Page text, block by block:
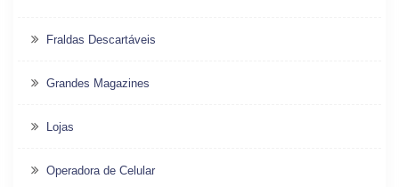
Fraldas Descartáveis
Grandes Magazines
Lojas
Operadora de Celular